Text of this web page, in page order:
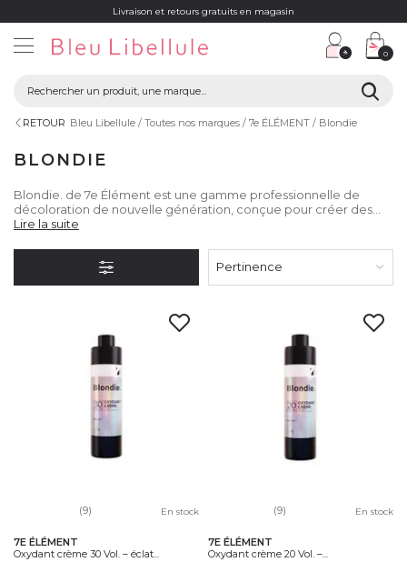
Livraison et retours gratuits en magasin
0
RETOUR Bleu Libellule Toutes nos marques 7e ÉLÉMENT Blondie
BLONDIE
Blondie. de 7e Élément est une gamme professionnelle de
décoloration de nouvelle génération, conçue pour créer des
blonds sur mesure grâce à une technologie avancée à base de
Lire la suite
Pertinence
(9) En stock
7E ÉLÉMENT
Oxydant crème 30 Vol. – éclat...
(9) En stock
7E ÉLÉMENT
Oxydant crème 20 Vol. –...